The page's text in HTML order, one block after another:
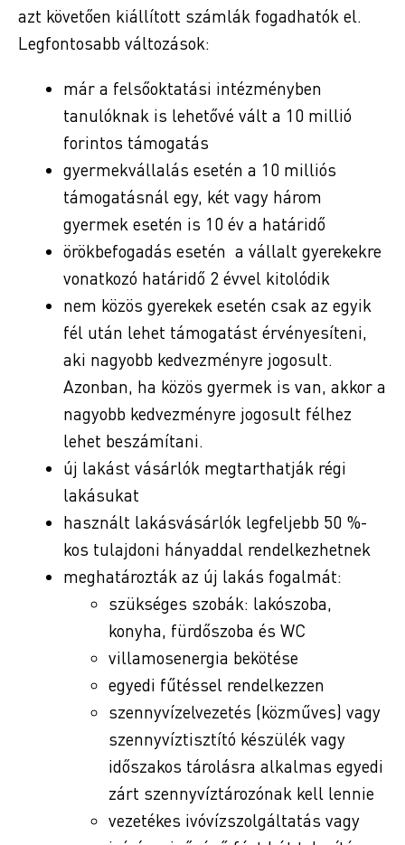
azt követően kiállított számlák fogadhatók el.
Legfontosabb változások:
már a felsőoktatási intézményben
tanulóknak is lehetővé vált a 10 millió
forintos támogatás
gyermekvállalás esetén a 10 milliós
támogatásnál egy, két vagy három
gyermek esetén is 10 év a határidő
örökbefogadás esetén a vállalt gyerekekre
vonatkozó határidő 2 évvel kitolódik
nem közös gyerekek esetén csak az egyik
fél után lehet támogatást érvényesíteni,
aki nagyobb kedvezményre jogosult.
Azonban, ha közös gyermek is van, akkor a
nagyobb kedvezményre jogosult félhez
lehet beszámítani.
új lakást vásárlók megtarthatják régi
lakásukat
használt lakásvásárlók legfeljebb 50 %-
kos tulajdoni hányaddal rendelkezhetnek
meghatározták az új lakás fogalmát:
szükséges szobák: lakószoba,
konyha, fürdőszoba és WC
villamosenergia bekötése
egyedi fűtéssel rendelkezzen
szennyvízelvezetés (közműves) vagy
szennyvíztisztító készülék vagy
időszakos tárolásra alkalmas egyedi
zárt szennyvíztározónak kell lennie
vezetékes ivóvízszolgáltatás vagy